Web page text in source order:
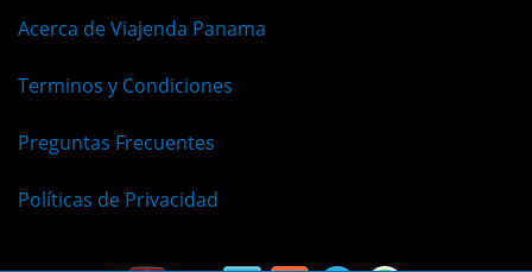
Acerca de Viajenda Panama
Terminos y Condiciones
Preguntas Frecuentes
Políticas de Privacidad